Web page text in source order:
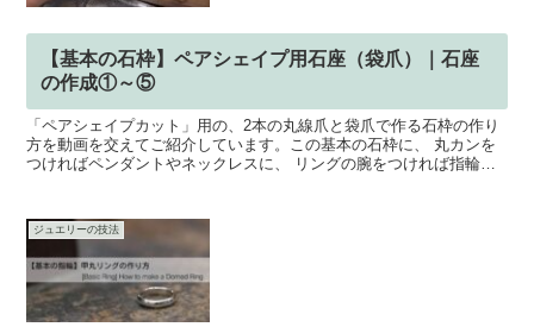
【基本の石枠】ペアシェイプ用石座（袋爪）｜石座
の作成①～⑤
「ペアシェイプカット」用の、2本の丸線爪と袋爪で作る石枠の作り
方を動画を交えてご紹介しています。この基本の石枠に、 丸カンを
つければペンダントやネックレスに、 リングの腕をつければ指輪に
ジュエリーの技法